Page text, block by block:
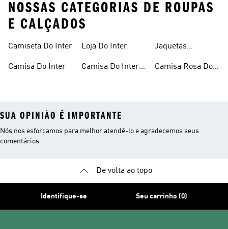
NOSSAS CATEGORIAS DE ROUPAS
E CALÇADOS
Camiseta Do Inter
Camisa Do Inter
Loja Do Inter
Camisa Do Inter
Jaquetas
Camisa Rosa Do
SUA OPINIÃO É IMPORTANTE
Nós nos esforçamos para melhor atendê-lo e agradecemos seus
comentários.
De volta ao topo
Identifique-se Seu carrinho (0)